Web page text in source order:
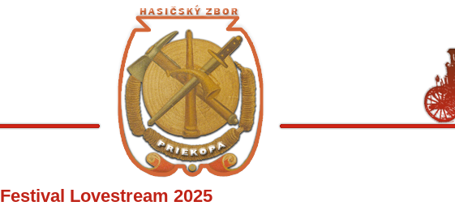
Festival Lovestream 2025